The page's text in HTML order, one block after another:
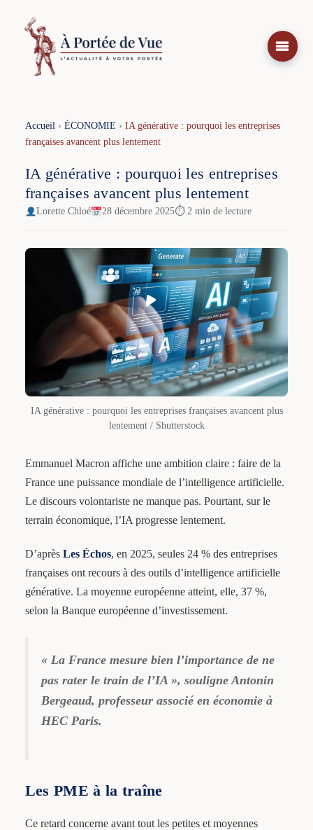
contenu
Accueil› ÉCONOMIE › IA générative : pourquoi les entreprises
françaises avancent plus lentement
IA générative : pourquoi les entreprises
françaises avancent plus lentement
Lorette Chloé 28 décembre 2025⏱ 2 min de lecture
IA générative : pourquoi les entreprises françaises avancent plus
lentement / Shutterstock
Emmanuel Macron affiche une ambition claire : faire de la
France une puissance mondiale de l’intelligence artificielle.
Le discours volontariste ne manque pas. Pourtant, sur le
terrain économique, l’IA progresse lentement.
D’après Les Échos, en 2025, seules 24 % des entreprises
françaises ont recours à des outils d’intelligence artificielle
générative. La moyenne européenne atteint, elle, 37 %,
selon la Banque européenne d’investissement.
« La France mesure bien l’importance de ne
pas rater le train de l’IA », souligne Antonin
Bergeaud, professeur associé en économie à
HEC Paris.
Les PME à la traîne
Ce retard concerne avant tout les petites et moyennes